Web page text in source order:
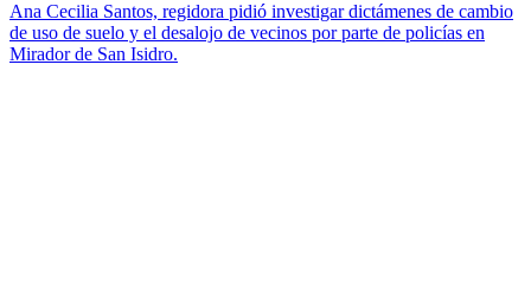
Ana Cecilia Santos, regidora pidió investigar dictámenes de cambio
de uso de suelo y el desalojo de vecinos por parte de policías en
Mirador de San Isidro.